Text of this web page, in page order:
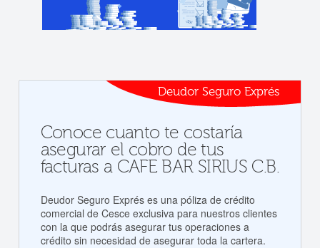
Deudor Seguro Exprés
Conoce cuanto te costaría
asegurar el cobro de tus
facturas a CAFE BAR SIRIUS C.B.
Deudor Seguro Exprés es una póliza de crédito
comercial de Cesce exclusiva para nuestros clientes
con la que podrás asegurar tus operaciones a
crédito sin necesidad de asegurar toda la cartera.